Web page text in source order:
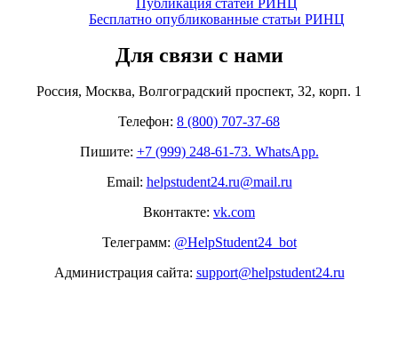
Публикация статей РИНЦ
Бесплатно опубликованные статьи РИНЦ
Для связи с нами
Россия, Москва, Волгоградский проспект, 32, корп. 1
Телефон: 8 (800) 707-37-68
Пишите: +7 (999) 248-61-73. WhatsApp.
Email: helpstudent24.ru@mail.ru
Вконтакте: vk.com
Телеграмм: @HelpStudent24_bot
Администрация сайта: support@helpstudent24.ru